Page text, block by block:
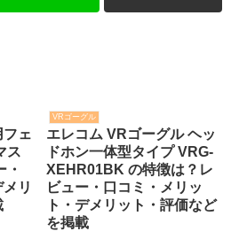
ェ
ス
リ
VRゴーグル
エレコム VRゴーグル ヘッ
ドホン一体型タイプ VRG-
XEHR01BK の特徴は？レ
ビュー・口コミ・メリッ
ト・デメリット・評価など
を掲載